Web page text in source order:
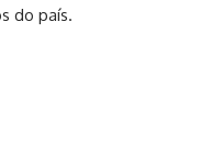
do país.